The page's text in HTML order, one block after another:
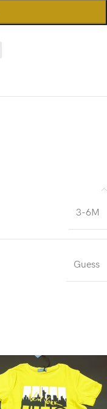
3-6M
Guess